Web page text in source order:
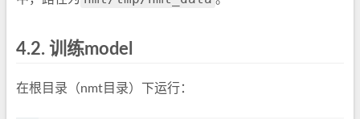
4.2. 训练model
在根目录（nmt目录）下运行：